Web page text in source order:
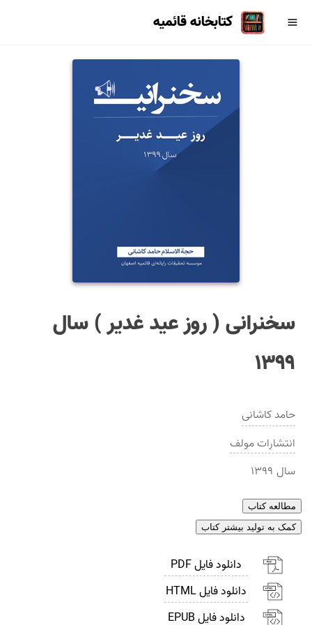
کتابخانه قائمیه
سخنرانی ( روز عید غدیر ) سال
۱۳۹۹
حامد کاشانی
انتشاراتمولف
سال ۱۳۹۹
مطالعه کتاب
کمک به تولید بیشتر کتاب
دانلود فایل PDF
دانلود فایل HTML
دانلود فایل EPUB